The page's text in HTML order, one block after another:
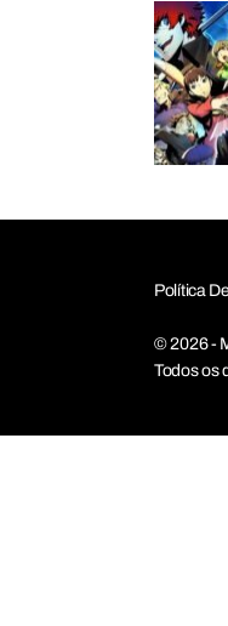
Política
© 2026 -
Todos os